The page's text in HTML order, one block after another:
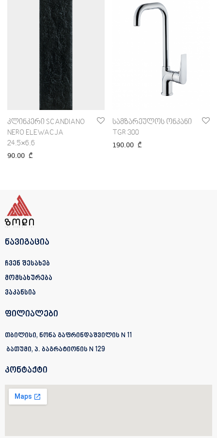
კლინკერი SCANDIANO
NERO ELEWACJA
24.5×6.6
90.00 ₾
სამზარეულოს ონკანი
TGR 300
190.00 ₾
ნავიგაცია
ჩვენ შესახებ
მომსახურება
ვაკანსია
ფილიალები
თბილისი, ნონა გაფრინდაშვილის N 11
ბათუმი, პ. ბაგრატიონის N 129
კონტაქტი